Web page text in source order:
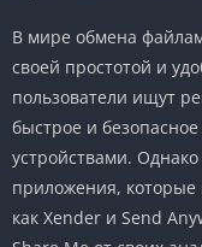
В мире обмена
своей простотой и
пользователи ищут
быстрое и
устройствами.
приложения, которые
как Xender и Send